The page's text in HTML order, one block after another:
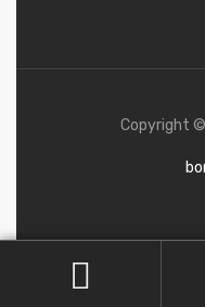
Copyright